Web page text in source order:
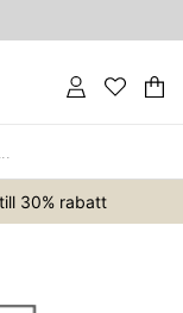
.
30% rabatt